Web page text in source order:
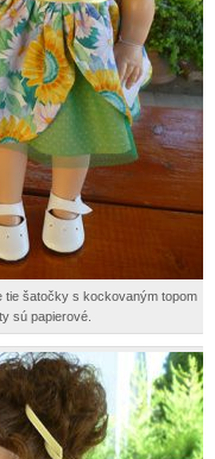
tie šatočky s kockovaným topom
sú papierové.